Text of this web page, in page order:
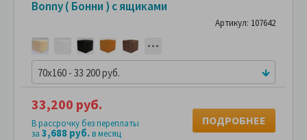
Bonny ( Бонни ) с ящиками
Артикул: 107642
70x160 - 33 200 руб.
33,200 руб.
В рассрочку без переплаты
за 3,688 руб.в месяц
ПОДРОБНЕЕ